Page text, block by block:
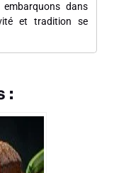
dans
et tradition se
: